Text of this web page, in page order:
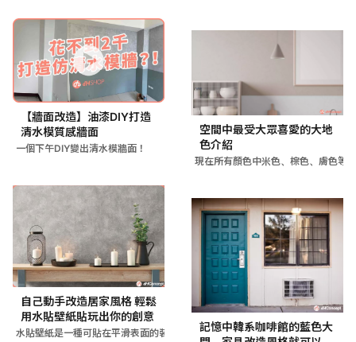
【牆面改造】油漆DIY打造
清水模質感牆面
一個下午DIY變出清水模牆面！
自己動手改造居家風格 輕鬆
用水貼壁紙貼玩出你的創意
水貼壁紙是一種可貼在平滑表面的裝飾材料，具有易貼易撕不留痕跡
空間中最受大眾喜愛的大地
色介紹
現在所有顏色中米色、棕色、膚色等
記憶中韓系咖啡館的藍色大